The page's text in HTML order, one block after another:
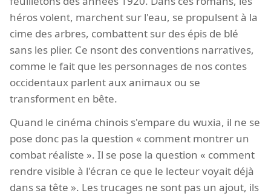
héros volent, marchent sur l'eau, se propulsent à la
cime des arbres, combattent sur des épis de blé
sans les plier. Ce nsont des conventions narratives,
comme le fait que les personnages de nos contes
occidentaux parlent aux animaux ou se
transforment en bête.
Quand le cinéma chinois s'empare du wuxia, il ne se
pose donc pas la question « comment montrer un
combat réaliste ». Il se pose la question « comment
rendre visible à l'écran ce que le lecteur voyait déjà
dans sa tête ». Les trucages ne sont pas un ajout, ils